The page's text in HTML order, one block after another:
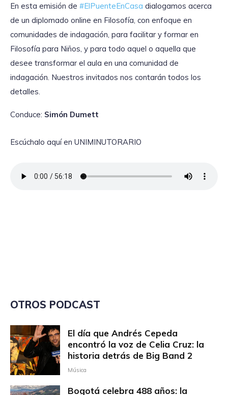
En esta emisión de #ElPuenteEnCasa dialogamos acerca
de un diplomado online en Filosofía, con enfoque en
comunidades de indagación, para facilitar y formar en
Filosofía para Niños, y para todo aquel o aquella que
desee transformar el aula en una comunidad de
indagación. Nuestros invitados nos contarán todos los
detalles.
Conduce: Simón Dumett
Escúchalo aquí en UNIMINUTORARIO
OTROS PODCAST
El día que Andrés Cepeda
encontró la voz de Celia Cruz: la
historia detrás de Big Band 2
Música
Bogotá celebra 488 años: la